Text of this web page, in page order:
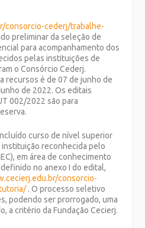
consorcio-cederj/trabalhe-
preliminar daseleção de
para acompanhamento dos
pelas instituições de
o Consórcio Cederj.
recursos é de07 de junho de
de 2022. Os editais
002/2022são para
curso de nível superior
instituição reconhecida pelo
em área de conhecimento
no anexo I do edital,
consorcio-
. O processo seletivo
podendo ser prorrogado, uma
a critério da Fundação Cecierj.